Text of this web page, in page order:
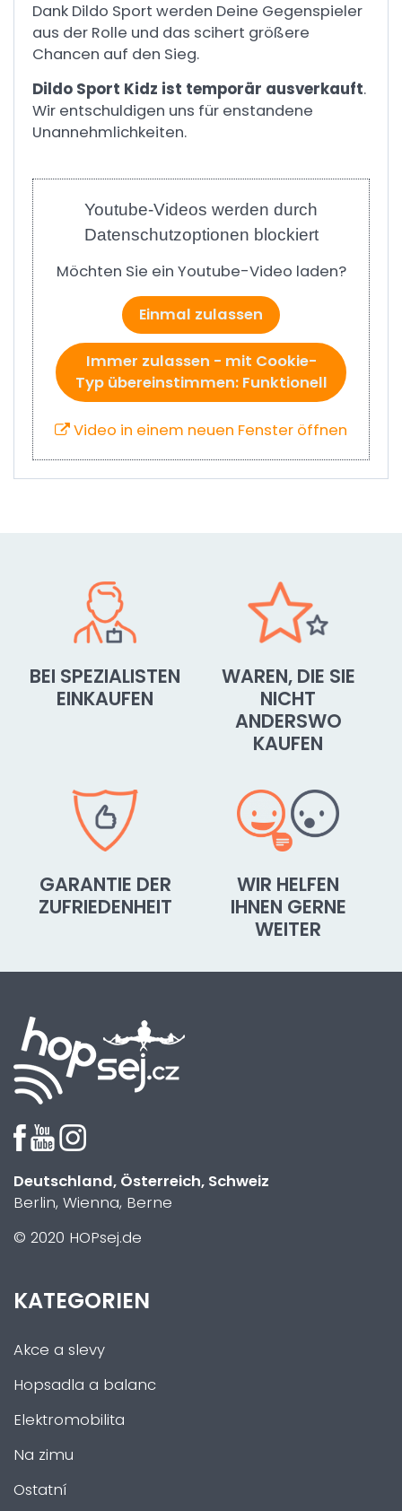
Dank Dildo Sport werden Deine Gegenspieler
aus der Rolle und das scihert größere
Chancen auf den Sieg.
Dildo Sport Kidz ist temporär ausverkauft.
Wir entschuldigen uns für enstandene
Unannehmlichkeiten.
Youtube-Videos werden durch
Datenschutzoptionen blockiert
Möchten Sie ein Youtube-Video laden?
Einmal zulassen
Immer zulassen - mit Cookie-
Typ übereinstimmen: Funktionell
Video in einem neuen Fenster öffnen
BEI SPEZIALISTEN
EINKAUFEN
WAREN, DIE SIE
NICHT
ANDERSWO
KAUFEN
GARANTIE DER
ZUFRIEDENHEIT
WIR HELFEN
IHNEN GERNE
WEITER
Deutschland, Österreich, Schweiz
Berlin, Wienna, Berne
© 2020 HOPsej.de
KATEGORIEN
Akce a slevy
Hopsadla a balanc
Elektromobilita
Na zimu
Ostatní